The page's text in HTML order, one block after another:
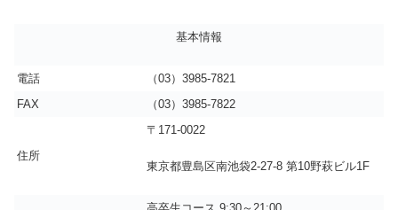
基本情報
電話
（03）3985-7821
FAX
（03）3985-7822
住所
〒171-0022
東京都豊島区南池袋2-27-8 第10野萩ビル1F